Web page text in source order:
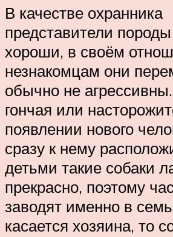
В качестве охранника
представители
хороши, в своём
незнакомцам они
обычно не
гончая или
появлении нового
сразу к нему
детьми такие собаки
прекрасно, поэтому
заводят именно в
касается хозяина, то